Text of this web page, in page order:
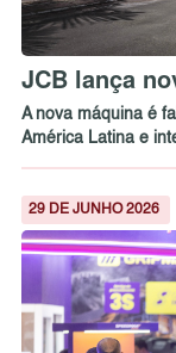
JCB lança
A nova máquina é
América Latina e
29 DE JUNHO 2026